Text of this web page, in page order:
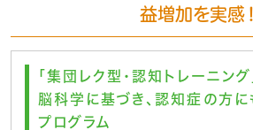
益増加を実感！
「集団レク型・認知トレーニング
脳科学に基づき、認知症の方
プログラム